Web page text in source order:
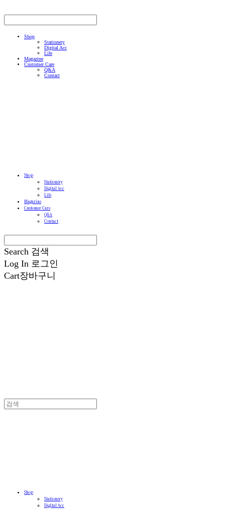
Shop
Stationery
Digital Acc
Life
Magazine
Customer Care
Q&A
Contact
Shop
Stationery
Digital Acc
Life
Magazine
Customer Care
Q&A
Contact
Search 검색
Log In 로그인
Cart장바구니
Shop
Stationery
Digital Acc